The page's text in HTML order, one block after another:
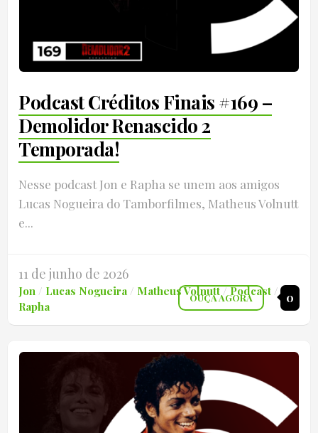
Podcast Créditos Finais #169 –
Demolidor Renascido 2
Temporada!
Nesse podcast Jon e Rapha se unem aos amigos
Lucas Nogueira do Tamborfilmes, Matheus Volnutt
e...
11 de junho de 2026
Jon / Lucas Nogueira / Matheus Volnutt/Podcast /
Rapha
0
OUÇA AGORA